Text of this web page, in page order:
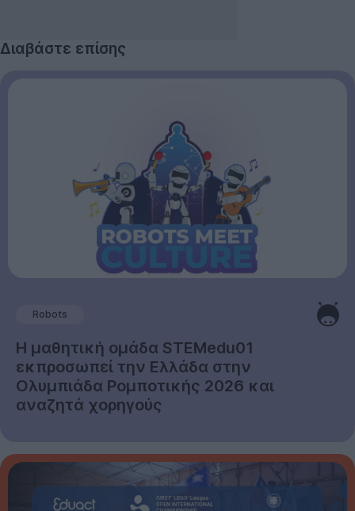
Διαβάστε επίσης
Robots
Η μαθητική ομάδα STEMedu01
εκπροσωπεί την Ελλάδα στην
Ολυμπιάδα Ρομποτικής 2026 και
αναζητά χορηγούς